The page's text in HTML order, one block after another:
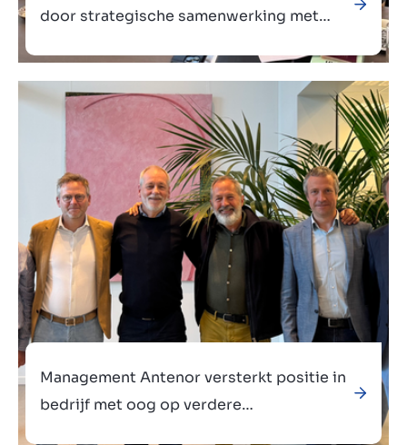
door strategische samenwerking met
Verkocht aan
Management Antenor versterkt positie in
bedrijf met oog op verdere